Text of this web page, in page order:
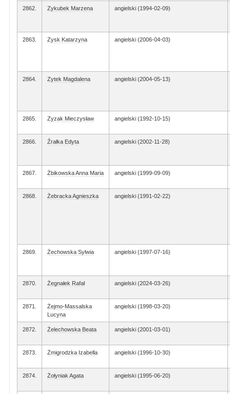
2862. Zykubek Marzena angielski (1994-02-09)
2863. Zysk Katarzyna angielski (2006-04-03)
2864. Zytek Magdalena angielski (2004-05-13)
2865. Zyzak Mieczysław angielski (1992-10-15)
2866. Źrałka Edyta angielski (2002-11-28)
2867. Żbikowska Anna Maria angielski (1999-09-09)
2868. Żebracka Agnieszka angielski (1991-02-22)
2869. Żechowska Sylwia angielski (1997-07-16)
2870. Żegnałek Rafał angielski (2024-03-26)
2871.
Żejmo-Massalska
Lucyna
angielski (1998-03-20)
2872. Żelechowska Beata angielski (2001-03-01)
2873. Żmigrodzka Izabella angielski (1996-10-30)
2874. Żołyniak Agata angielski (1995-06-20)